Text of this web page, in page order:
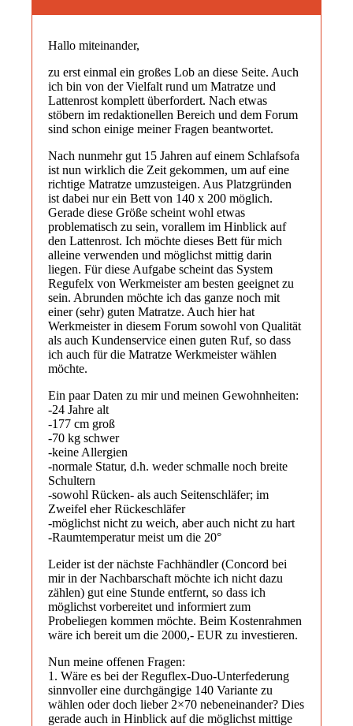
Hallo miteinander,
zu erst einmal ein großes Lob an diese Seite. Auch
ich bin von der Vielfalt rund um Matratze und
Lattenrost komplett überfordert. Nach etwas
stöbern im redaktionellen Bereich und dem Forum
sind schon einige meiner Fragen beantwortet.
Nach nunmehr gut 15 Jahren auf einem Schlafsofa
ist nun wirklich die Zeit gekommen, um auf eine
richtige Matratze umzusteigen. Aus Platzgründen
ist dabei nur ein Bett von 140 x 200 möglich.
Gerade diese Größe scheint wohl etwas
problematisch zu sein, vorallem im Hinblick auf
den Lattenrost. Ich möchte dieses Bett für mich
alleine verwenden und möglichst mittig darin
liegen. Für diese Aufgabe scheint das System
Regufelx von Werkmeister am besten geeignet zu
sein. Abrunden möchte ich das ganze noch mit
einer (sehr) guten Matratze. Auch hier hat
Werkmeister in diesem Forum sowohl von Qualität
als auch Kundenservice einen guten Ruf, so dass
ich auch für die Matratze Werkmeister wählen
möchte.
Ein paar Daten zu mir und meinen Gewohnheiten:
-24 Jahre alt
-177 cm groß
-70 kg schwer
-keine Allergien
-normale Statur, d.h. weder schmalle noch breite
Schultern
-sowohl Rücken- als auch Seitenschläfer; im
Zweifel eher Rückeschläfer
-möglichst nicht zu weich, aber auch nicht zu hart
-Raumtemperatur meist um die 20°
Leider ist der nächste Fachhändler (Concord bei
mir in der Nachbarschaft möchte ich nicht dazu
zählen) gut eine Stunde entfernt, so dass ich
möglichst vorbereitet und informiert zum
Probeliegen kommen möchte. Beim Kostenrahmen
wäre ich bereit um die 2000,- EUR zu investieren.
Nun meine offenen Fragen:
1. Wäre es bei der Reguflex-Duo-Unterfederung
sinnvoller eine durchgängige 140 Variante zu
wählen oder doch lieber 2×70 nebeneinander? Dies
gerade auch in Hinblick auf die möglichst mittige